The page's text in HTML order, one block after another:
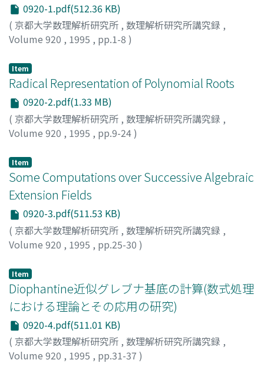
0920-1.pdf(512.36 KB)
( 京都大学数理解析研究所 , 数理解析研究所講究録 ,
Volume 920 , 1995 , pp.1-8 )
Item
Radical Representation of Polynomial Roots
0920-2.pdf(1.33 MB)
( 京都大学数理解析研究所 , 数理解析研究所講究録 ,
Volume 920 , 1995 , pp.9-24)
Kazuhiro
Item
Some Computations over Successive Algebraic
Extension Fields
0920-3.pdf(511.53 KB)
( 京都大学数理解析研究所 , 数理解析研究所講究録 ,
Volume 920 , 1995 , pp.25-30 )
Item
Diophantine近似グレブナ基底の計算(数式処理
における理論とその応用の研究)
0920-4.pdf(511.01 KB)
( 京都大学数理解析研究所 , 数理解析研究所講究録 ,
Volume 920 , 1995 , pp.31-37 )